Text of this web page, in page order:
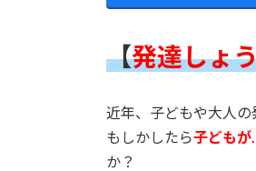
【発達しょ
近年、子どもや大人の
もしかしたら子ども
か？